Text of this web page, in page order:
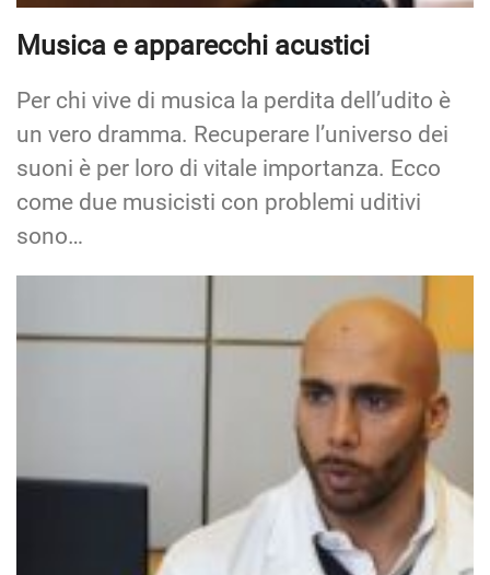
Musica e apparecchi acustici
Per chi vive di musica la perdita dell’udito è
un vero dramma. Recuperare l’universo dei
suoni è per loro di vitale importanza. Ecco
come due musicisti con problemi uditivi
sono…